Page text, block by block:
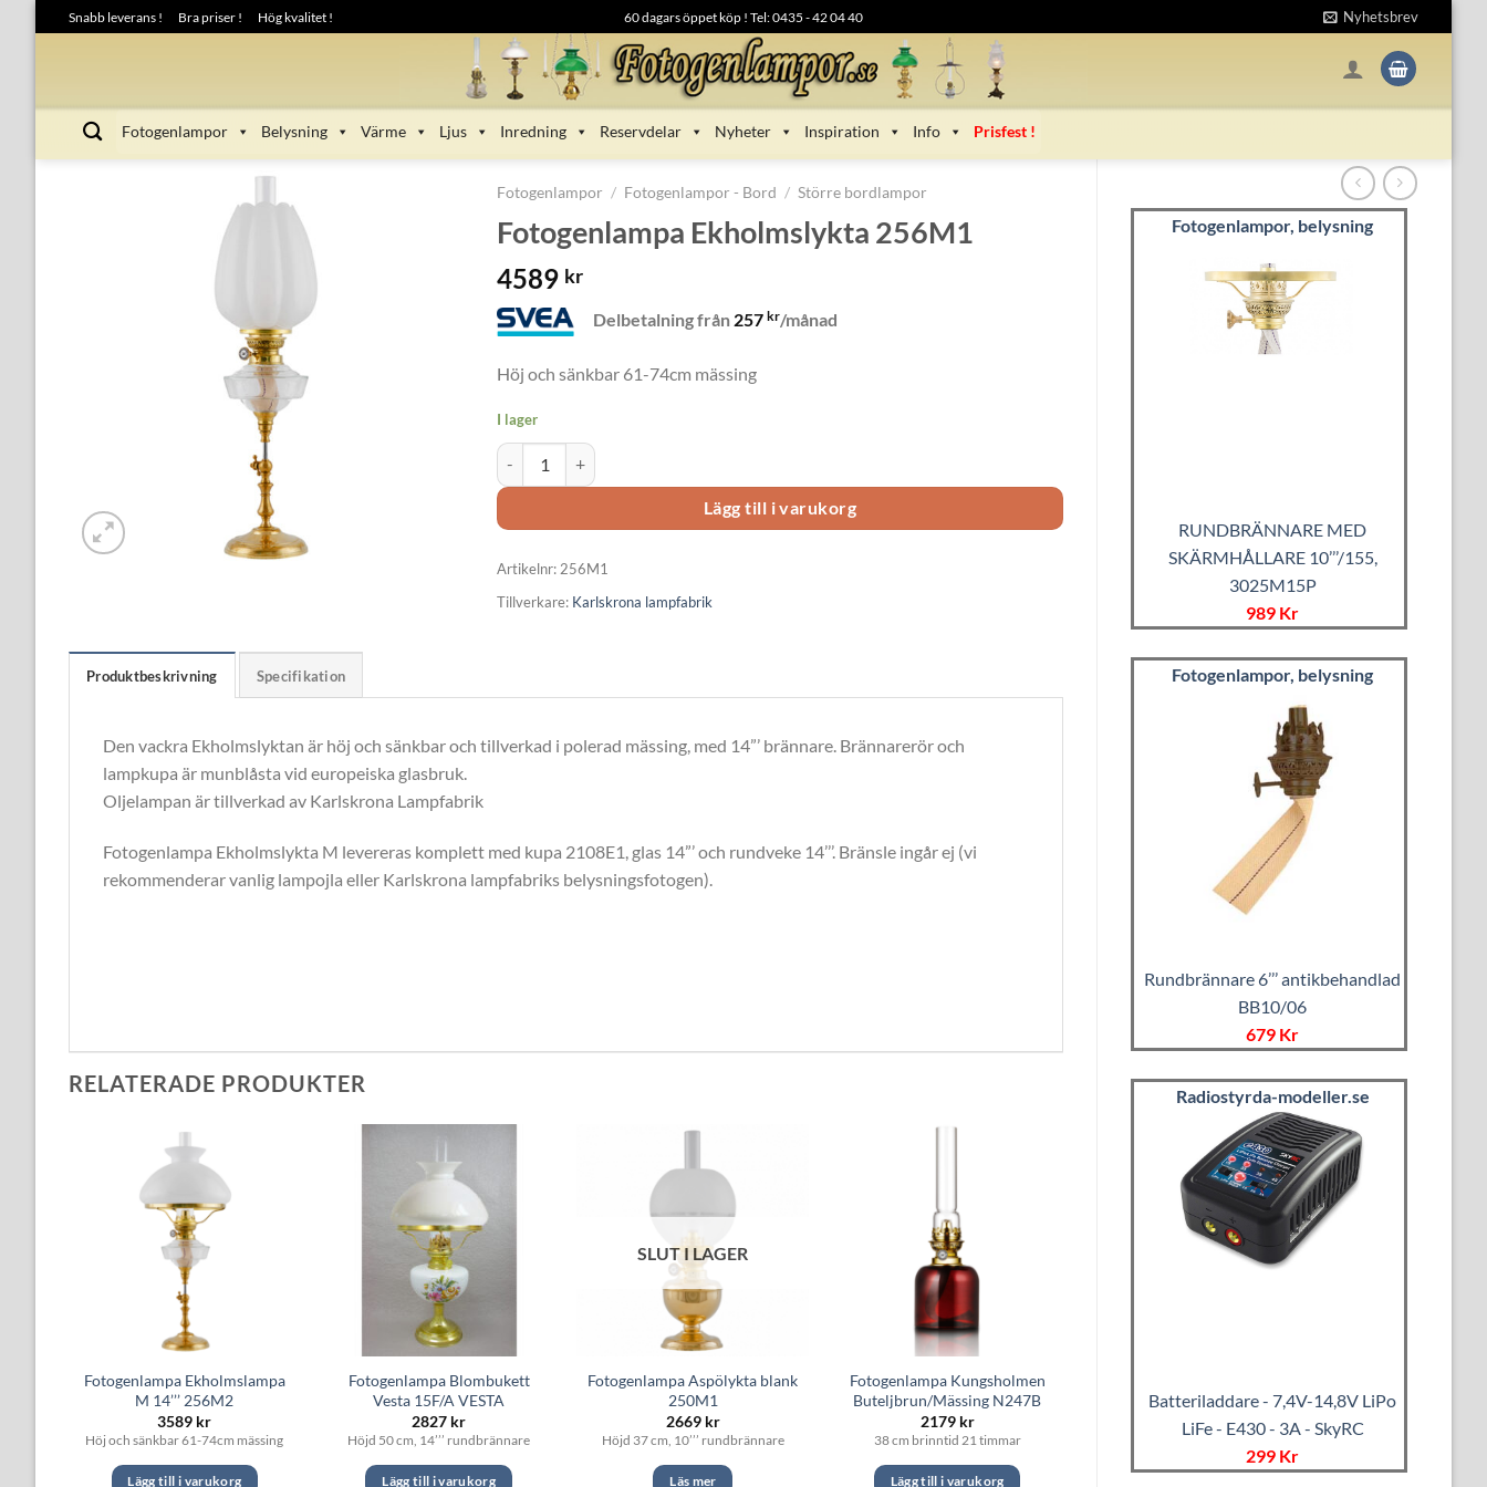
to
Snabb leverans ! Bra priser ! Hög kvalitet ! 60 dagars öppet köp ! Tel: 0435 - 42 04 40 Nyhetsbrev
Fotogenlampor Belysning Värme Ljus Inredning Reservdelar Nyheter Inspiration Info Prisfest !
Fotogenlampor, belysning
RUNDBRÄNNARE MED
SKÄRMHÅLLARE 10’’’/155,
3025M15P
989 Kr
Fotogenlampor, belysning
Rundbrännare 6’’’ antikbehandlad
BB10/06
679 Kr
Radiostyrda-modeller.se
Batteriladdare - 7,4V-14,8V LiPo
LiFe - E430 - 3A - SkyRC
299 Kr
Fotogenlampor / Fotogenlampor - Bord / Större bordlampor
Fotogenlampa Ekholmslykta 256M1
4589 kr
Delbetalning från 257kr/månad
Höj och sänkbar 61-74cm mässing
I lager
Fotogenlampa Ekholmslykta 256M1 mängd
Lägg till i varukorg
Artikelnr:256M1
Tillverkare: Karlskrona lampfabrik
Produktbeskrivning Specifikation
Den vackra Ekholmslyktan är höj och sänkbar och tillverkad i polerad mässing, med 14”’ brännare. Brännarerör och
lampkupa är munblåsta vid europeiska glasbruk.
Oljelampan är tillverkad av Karlskrona Lampfabrik
Fotogenlampa Ekholmslykta M levereras komplett med kupa 2108E1, glas 14”’ och rundveke 14’’’. Bränsle ingår ej (vi
rekommenderar vanlig lampojla eller Karlskrona lampfabriks belysningsfotogen).
RELATERADE PRODUKTER
Fotogenlampa Ekholmslampa
M 14’’’ 256M2
3589 kr
Höj och sänkbar 61-74cm mässing
Lägg till i varukorg
Fotogenlampa Blombukett
Vesta 15F/A VESTA
2827 kr
Höjd 50 cm, 14’’’ rundbrännare
Lägg till i varukorg
SLUT I LAGER
Fotogenlampa Aspölykta blank
250M1
2669 kr
Höjd 37 cm, 10’’’ rundbrännare
Läs mer
Fotogenlampa Kungsholmen
Buteljbrun/Mässing N247B
2179 kr
38 cm brinntid 21 timmar
Lägg till i varukorg